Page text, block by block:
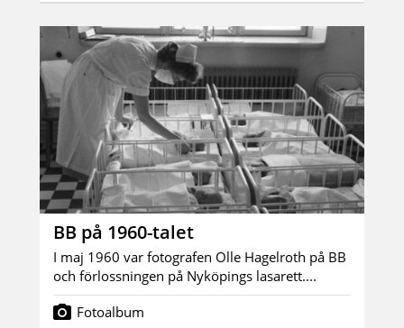
BB på 1960-talet
I maj 1960 var fotografen Olle Hagelroth på BB
och förlossningen på Nyköpings lasarett....
Fotoalbum